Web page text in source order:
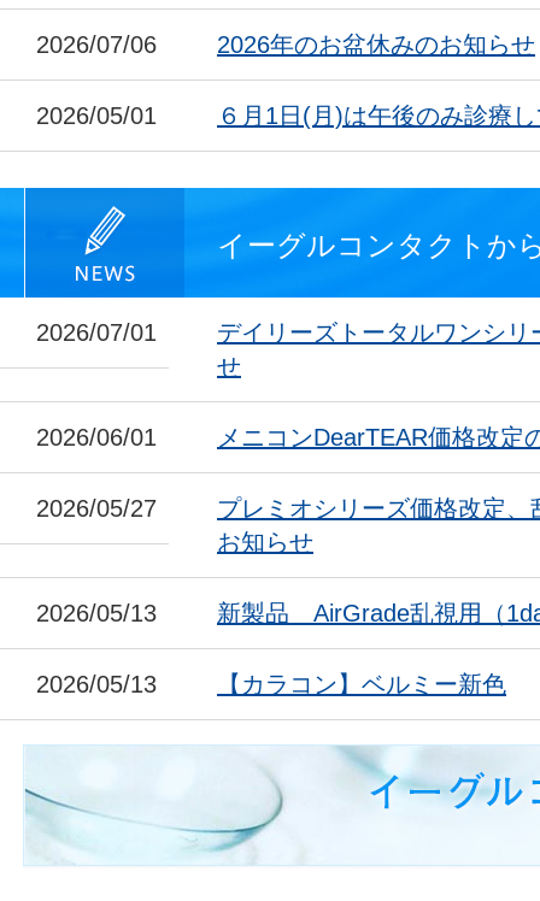
2026/07/06 2026年のお盆休みのお知らせ
2026/05/01 ６月1日(月)は午後のみ診療
イーグルコンタクトか
2026/07/01
デイリーズトータルワンシ
せ
2026/06/01 メニコンDearTEAR価格改定
2026/05/27
プレミオシリーズ価格改定
お知らせ
2026/05/13 新製品 AirGrade乱視用（
2026/05/13 【カラコン】ベルミー新色